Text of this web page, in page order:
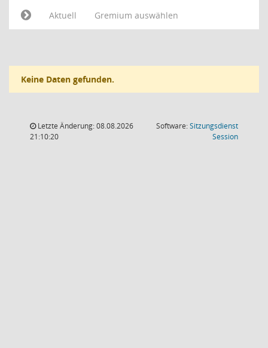
Aktuell
Gremium auswählen
Keine Daten gefunden.
Letzte Änderung: 08.08.2026
21:10:20
Software:Sitzungsdienst
Session(Wird in